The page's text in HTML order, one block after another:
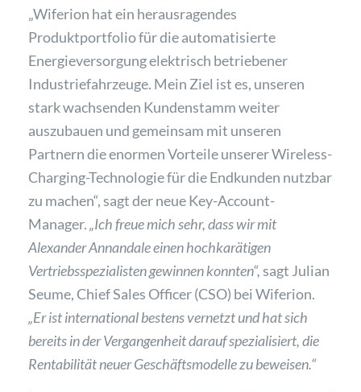
„Wiferion hat ein herausragendes
Produktportfolio für die automatisierte
Energieversorgung elektrisch betriebener
Industriefahrzeuge. Mein Ziel ist es, unseren
stark wachsenden Kundenstamm weiter
auszubauen und gemeinsam mit unseren
Partnern die enormen Vorteile unserer Wireless-
Charging-Technologie für die Endkunden nutzbar
zu machen“, sagt der neue Key-Account-
Manager.„Ich freue mich sehr, dass wir mit
Alexander Annandale einen hochkarätigen
Vertriebsspezialisten gewinnen konnten“,sagt Julian
Seume, Chief Sales Officer (CSO) bei Wiferion.
„Er ist international bestens vernetzt und hat sich
bereits in der Vergangenheit darauf spezialisiert, die
Rentabilität neuer Geschäftsmodelle zu beweisen.“